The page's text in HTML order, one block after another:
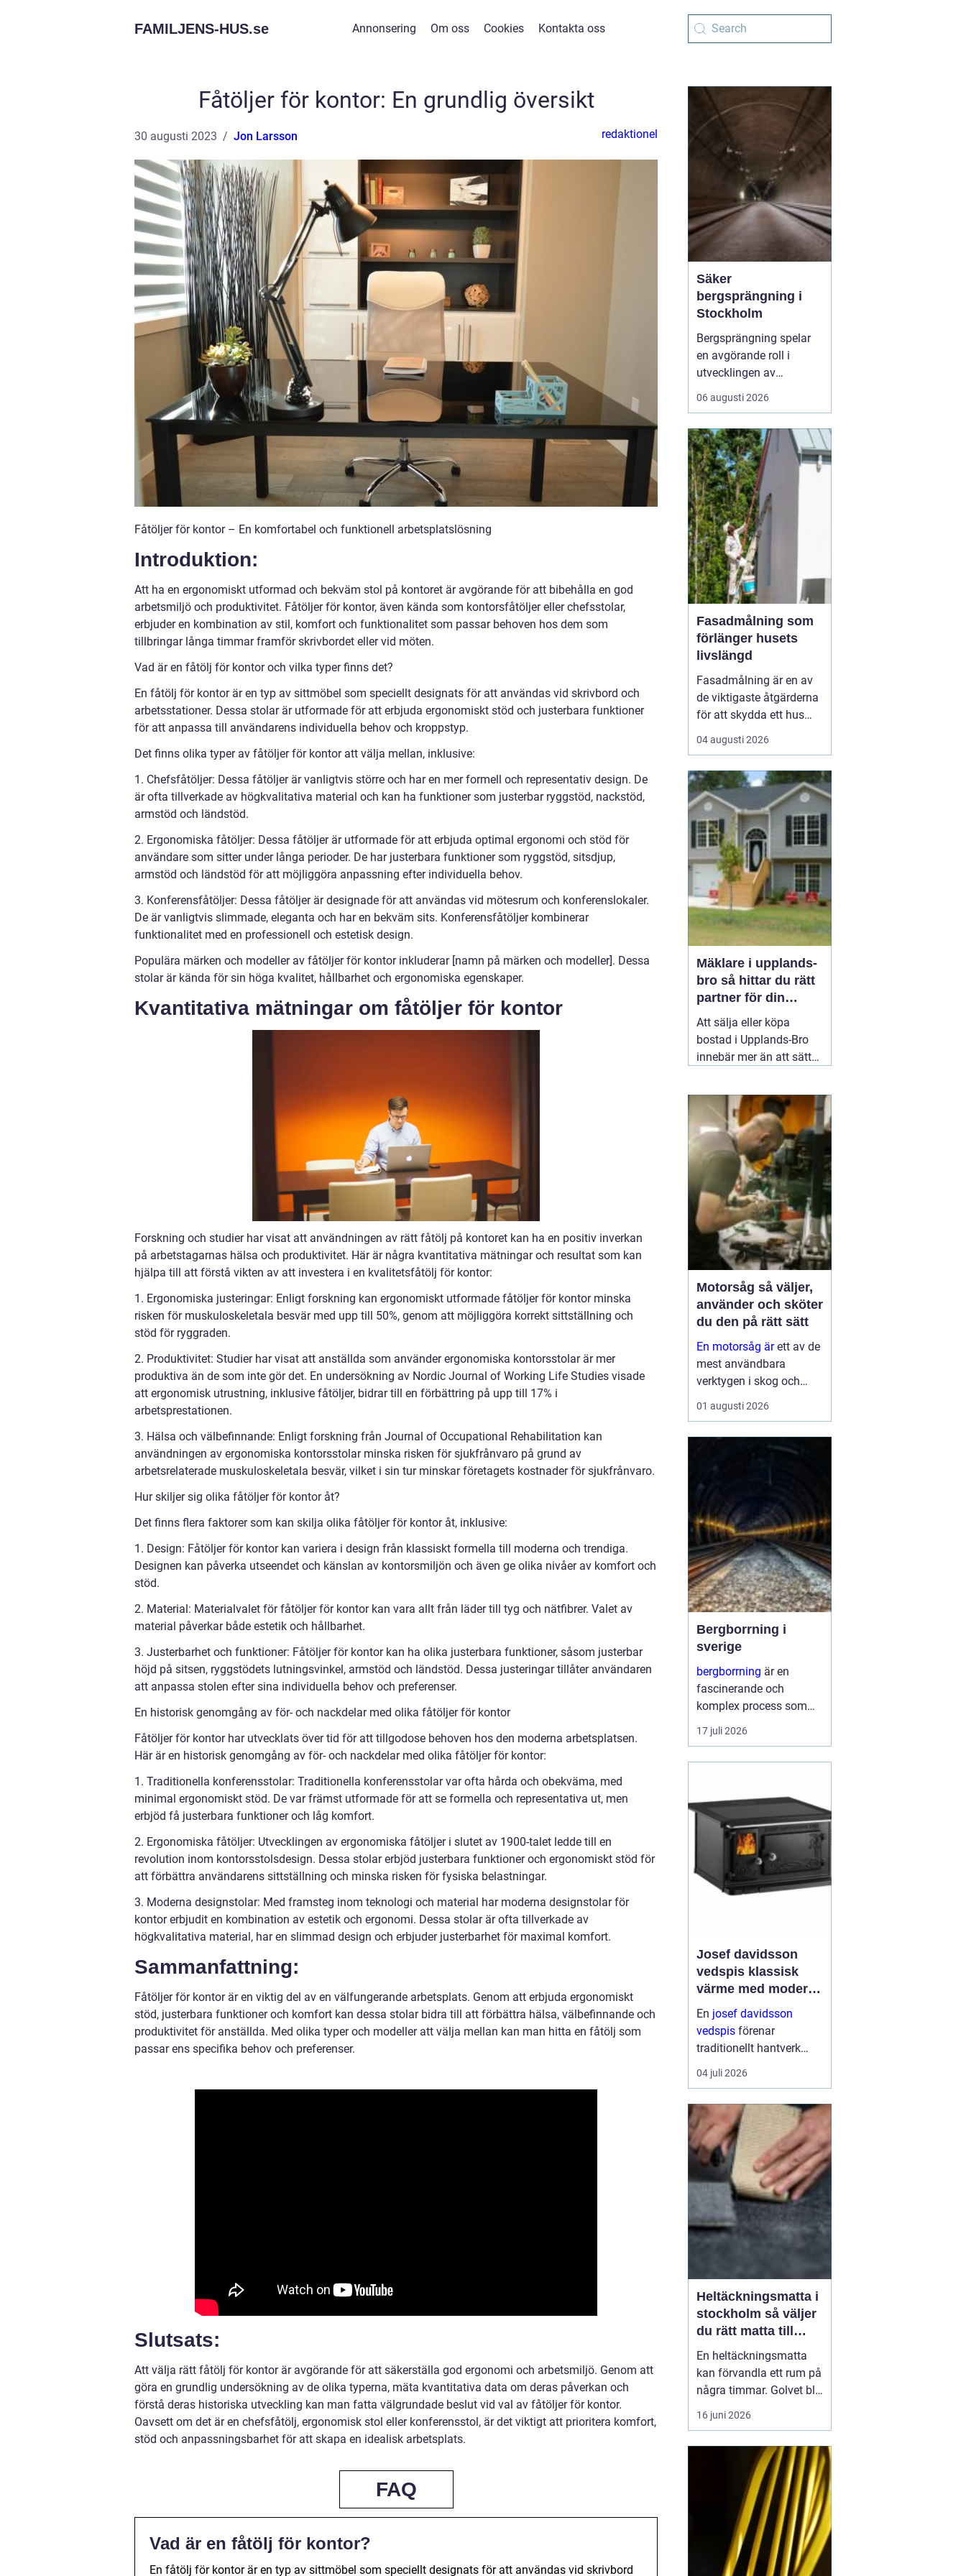
FAMILJENS-HUS.se Annonsering Om oss Cookies Kontakta oss
Fåtöljer för kontor: En grundlig översikt
30 augusti 2023 Jon Larsson redaktionel
Fåtöljer för kontor – En komfortabel och funktionell arbetsplatslösning
Introduktion:
Att ha en ergonomiskt utformad och bekväm stol på kontoret är avgörande för att bibehålla en god
arbetsmiljö och produktivitet. Fåtöljer för kontor, även kända som kontorsfåtöljer eller chefsstolar,
erbjuder en kombination av stil, komfort och funktionalitet som passar behoven hos dem som
tillbringar långa timmar framför skrivbordet eller vid möten.
Vad är en fåtölj för kontor och vilka typer finns det?
En fåtölj för kontor är en typ av sittmöbel som speciellt designats för att användas vid skrivbord och
arbetsstationer. Dessa stolar är utformade för att erbjuda ergonomiskt stöd och justerbara funktioner
för att anpassa till användarens individuella behov och kroppstyp.
Det finns olika typer av fåtöljer för kontor att välja mellan, inklusive:
1. Chefsfåtöljer: Dessa fåtöljer är vanligtvis större och har en mer formell och representativ design. De
är ofta tillverkade av högkvalitativa material och kan ha funktioner som justerbar ryggstöd, nackstöd,
armstöd och ländstöd.
2. Ergonomiska fåtöljer: Dessa fåtöljer är utformade för att erbjuda optimal ergonomi och stöd för
användare som sitter under långa perioder. De har justerbara funktioner som ryggstöd, sitsdjup,
armstöd och ländstöd för att möjliggöra anpassning efter individuella behov.
3. Konferensfåtöljer: Dessa fåtöljer är designade för att användas vid mötesrum och konferenslokaler.
De är vanligtvis slimmade, eleganta och har en bekväm sits. Konferensfåtöljer kombinerar
funktionalitet med en professionell och estetisk design.
Populära märken och modeller av fåtöljer för kontor inkluderar [namn på märken och modeller]. Dessa
stolar är kända för sin höga kvalitet, hållbarhet och ergonomiska egenskaper.
Kvantitativa mätningar om fåtöljer för kontor
Forskning och studier har visat att användningen av rätt fåtölj på kontoret kan ha en positiv inverkan
på arbetstagarnas hälsa och produktivitet. Här är några kvantitativa mätningar och resultat som kan
hjälpa till att förstå vikten av att investera i en kvalitetsfåtölj för kontor:
1. Ergonomiska justeringar: Enligt forskning kan ergonomiskt utformade fåtöljer för kontor minska
risken för muskuloskeletala besvär med upp till 50%, genom att möjliggöra korrekt sittställning och
stöd för ryggraden.
2. Produktivitet: Studier har visat att anställda som använder ergonomiska kontorsstolar är mer
produktiva än de som inte gör det. En undersökning av Nordic Journal of Working Life Studies visade
att ergonomisk utrustning, inklusive fåtöljer, bidrar till en förbättring på upp till 17% i
arbetsprestationen.
3. Hälsa och välbefinnande: Enligt forskning från Journal of Occupational Rehabilitation kan
användningen av ergonomiska kontorsstolar minska risken för sjukfrånvaro på grund av
arbetsrelaterade muskuloskeletala besvär, vilket i sin tur minskar företagets kostnader för sjukfrånvaro.
Hur skiljer sig olika fåtöljer för kontor åt?
Det finns flera faktorer som kan skilja olika fåtöljer för kontor åt, inklusive:
1. Design: Fåtöljer för kontor kan variera i design från klassiskt formella till moderna och trendiga.
Designen kan påverka utseendet och känslan av kontorsmiljön och även ge olika nivåer av komfort och
stöd.
2. Material: Materialvalet för fåtöljer för kontor kan vara allt från läder till tyg och nätfibrer. Valet av
material påverkar både estetik och hållbarhet.
3. Justerbarhet och funktioner: Fåtöljer för kontor kan ha olika justerbara funktioner, såsom justerbar
höjd på sitsen, ryggstödets lutningsvinkel, armstöd och ländstöd. Dessa justeringar tillåter användaren
att anpassa stolen efter sina individuella behov och preferenser.
En historisk genomgång av för- och nackdelar med olika fåtöljer för kontor
Fåtöljer för kontor har utvecklats över tid för att tillgodose behoven hos den moderna arbetsplatsen.
Här är en historisk genomgång av för- och nackdelar med olika fåtöljer för kontor:
1. Traditionella konferensstolar: Traditionella konferensstolar var ofta hårda och obekväma, med
minimal ergonomiskt stöd. De var främst utformade för att se formella och representativa ut, men
erbjöd få justerbara funktioner och låg komfort.
2. Ergonomiska fåtöljer: Utvecklingen av ergonomiska fåtöljer i slutet av 1900-talet ledde till en
revolution inom kontorsstolsdesign. Dessa stolar erbjöd justerbara funktioner och ergonomiskt stöd för
att förbättra användarens sittställning och minska risken för fysiska belastningar.
3. Moderna designstolar: Med framsteg inom teknologi och material har moderna designstolar för
kontor erbjudit en kombination av estetik och ergonomi. Dessa stolar är ofta tillverkade av
högkvalitativa material, har en slimmad design och erbjuder justerbarhet för maximal komfort.
Sammanfattning:
Fåtöljer för kontor är en viktig del av en välfungerande arbetsplats. Genom att erbjuda ergonomiskt
stöd, justerbara funktioner och komfort kan dessa stolar bidra till att förbättra hälsa, välbefinnande och
produktivitet för anställda. Med olika typer och modeller att välja mellan kan man hitta en fåtölj som
passar ens specifika behov och preferenser.
Slutsats:
Att välja rätt fåtölj för kontor är avgörande för att säkerställa god ergonomi och arbetsmiljö. Genom att
göra en grundlig undersökning av de olika typerna, mäta kvantitativa data om deras påverkan och
förstå deras historiska utveckling kan man fatta välgrundade beslut vid val av fåtöljer för kontor.
Oavsett om det är en chefsfåtölj, ergonomisk stol eller konferensstol, är det viktigt att prioritera komfort,
stöd och anpassningsbarhet för att skapa en idealisk arbetsplats.
FAQ
Vad är en fåtölj för kontor?
En fåtölj för kontor är en typ av sittmöbel som speciellt designats för att användas vid skrivbord
Säker
bergsprängning i
Stockholm
Bergsprängning spelar
en avgörande roll i
utvecklingen av
moderna städer och
infrastruktur, särskilt i en
Stockholm. Genom en
kombination av teknisk
skicklighet och precision
skapas utrymme för nya
byggnad...
06 augusti 2026
Fasadmålning som
förlänger husets
livslängd
Fasadmålning är en av
de viktigaste åtgärderna
för att skydda ett hus
mot väder, vind och
slitage över tid. Genom
noggrant, välja rätt
färgsystem och utföra
målningsmo...
04 augusti 2026
Mäklare i upplands-
bro så hittar du rätt
partner för din
bostadsaffär
Att sälja eller köpa
bostad i Upplands-Bro
innebär mer än att sätta
annons. Marknaden rör
sig snabbt, varje område
har sina egna
förutsättningar och små
detaljer kan göra stor
skillnad för slutpriset. En
02 augusti 2026
Motorsåg så väljer,
använder och sköter
du den på rätt sätt
En motorsåg ärett av de
mest användbara
verktygen i skog och
trädgård. Den sparar tid,
gör tunga jobb möjliga
avgörande del av både
yrkesliv och fritid.
Samtidigt kräver
verktyget respekt, kun...
01 augusti 2026
Bergborrning i
sverige
bergborrning är en
fascinerande och
komplex process som
innefattar att borra
genom sten och
av stabila fundament
för...
17 juli 2026
Josef davidsson
vedspis klassisk
värme med modern
funktion
En josef davidsson
vedspis förenar
traditionellt hantverk
med dagens krav på
effektiv, trygg och
uppvärmning. Många
uppskattar känslan av
en levande eld i köket,...
04 juli 2026
Heltäckningsmatta i
stockholm så väljer
du rätt matta till
hem och kontor
En heltäckningsmatta
kan förvandla ett rum på
några timmar. Golvet blir
mjukare, ljudnivån
sjunker och hela miljön
Stockholm syns trenden
tydligt både i hem och
på kontor. Samtidigt har
många kvar en gammal
bild av heltäckningsma...
16 juni 2026